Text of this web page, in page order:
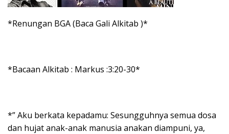
*Renungan BGA (Baca Gali Alkitab )*
*Bacaan Alkitab : Markus :3:20-30*
*” Aku berkata kepadamu: Sesungguhnya semua dosa
dan hujat anak-anak manusia anakan diampuni, ya,